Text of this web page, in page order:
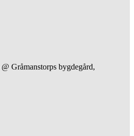
@ Gråmanstorps bygdegård,